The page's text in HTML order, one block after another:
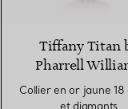
Tiffany Titan
Pharrell
Collier en or jaune 18
et diamants